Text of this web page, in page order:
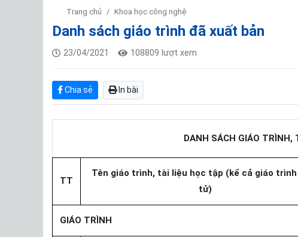
Trang chủ Khoa học công nghệ
Danh sách giáo trình đã xuất bản
23/04/2021 108809 lượt xem
Chia sẻ In bài
DANH SÁCH GIÁO
TT
Tên giáo trình, tài liệu học tập (kể cả giáo
tử)
GIÁO TRÌNH